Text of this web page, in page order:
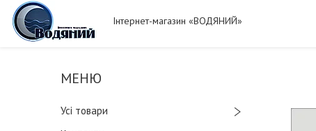
Інтернет-магазин «ВОДЯНИЙ»
Усі товари